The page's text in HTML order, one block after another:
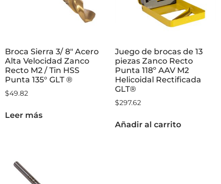
Broca Sierra 3/ 8″ Acero
Alta Velocidad Zanco
Recto M2 / Tin HSS
Punta 135° GLT ®
$49.82
Leer más
Juego de brocas de 13
piezas Zanco Recto
Punta 118º AAV M2
Helicoidal Rectificada
GLT®
$297.62
Añadir al carrito